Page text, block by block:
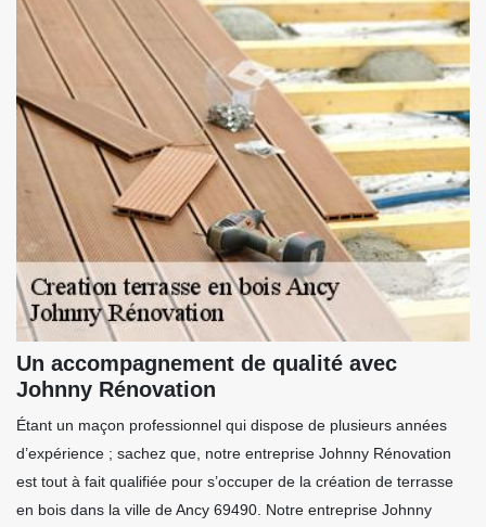
Un accompagnement de qualité avec
Johnny Rénovation
Étant un maçon professionnel qui dispose de plusieurs années
d’expérience ; sachez que, notre entreprise Johnny Rénovation
est tout à fait qualifiée pour s’occuper de la création de terrasse
en bois dans la ville de Ancy 69490. Notre entreprise Johnny